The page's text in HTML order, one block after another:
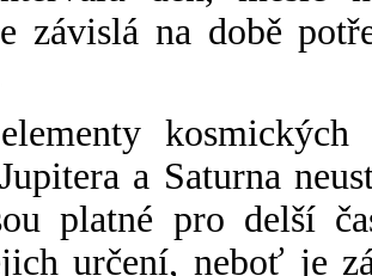
závislá na době
a Saturna
platné pro delší
určení, neboť je